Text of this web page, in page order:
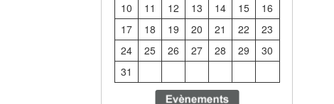
10
11 12 13 14 15
16
17
18 19 20 21 22
23
24
25 26 27 28 29
30
31